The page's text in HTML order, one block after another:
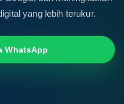
yang lebih terukur.
WhatsApp